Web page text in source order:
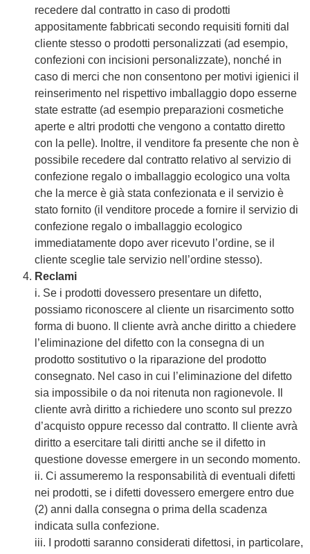
recedere dal contratto in caso di prodotti
appositamente fabbricati secondo requisiti forniti dal
cliente stesso o prodotti personalizzati (ad esempio,
confezioni con incisioni personalizzate), nonché in
caso di merci che non consentono per motivi igienici il
reinserimento nel rispettivo imballaggio dopo esserne
state estratte (ad esempio preparazioni cosmetiche
aperte e altri prodotti che vengono a contatto diretto
con la pelle). Inoltre, il venditore fa presente che non è
possibile recedere dal contratto relativo al servizio di
confezione regalo o imballaggio ecologico una volta
che la merce è già stata confezionata e il servizio è
stato fornito (il venditore procede a fornire il servizio di
confezione regalo o imballaggio ecologico
immediatamente dopo aver ricevuto l’ordine, se il
cliente sceglie tale servizio nell’ordine stesso).
Reclami
i. Se i prodotti dovessero presentare un difetto,
possiamo riconoscere al cliente un risarcimento sotto
forma di buono. Il cliente avrà anche diritto a chiedere
l’eliminazione del difetto con la consegna di un
prodotto sostitutivo o la riparazione del prodotto
consegnato. Nel caso in cui l’eliminazione del difetto
sia impossibile o da noi ritenuta non ragionevole. Il
cliente avrà diritto a richiedere uno sconto sul prezzo
d’acquisto oppure recesso dal contratto. Il cliente avrà
diritto a esercitare tali diritti anche se il difetto in
questione dovesse emergere in un secondo momento.
ii. Ci assumeremo la responsabilità di eventuali difetti
nei prodotti, se i difetti dovessero emergere entro due
(2) anni dalla consegna o prima della scadenza
indicata sulla confezione.
iii. I prodotti saranno considerati difettosi, in particolare,